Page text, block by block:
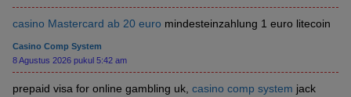
casino Mastercard ab 20 euro mindesteinzahlung 1 euro litecoin
Casino Comp System
8 Agustus 2026 pukul 5:42 am
prepaid visa for online gambling uk, casino comp system jack